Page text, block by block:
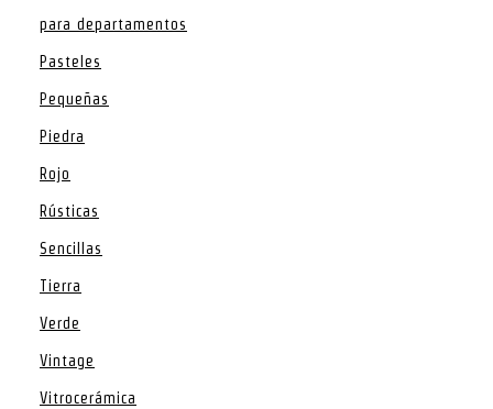
para departamentos
Pasteles
Pequeñas
Piedra
Rojo
Rústicas
Sencillas
Tierra
Verde
Vintage
Vitrocerámica